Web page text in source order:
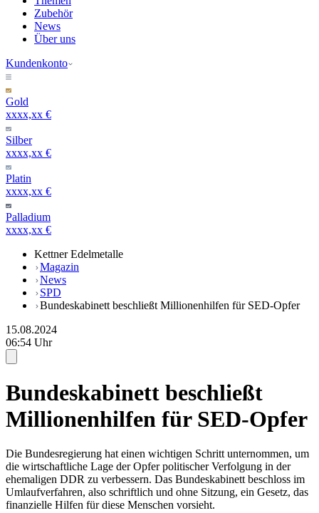
Zubehör
News
Über uns
Kundenkonto
Gold
xxxx,xx €
Silber
xxxx,xx €
Platin
xxxx,xx €
Palladium
xxxx,xx €
Kettner Edelmetalle
Magazin
News
SPD
Bundeskabinett beschließt Millionenhilfen für SED-Opfer
15.08.2024
06:54 Uhr
Bundeskabinett beschließt
Millionenhilfen für SED-Opfer
Die Bundesregierung hat einen wichtigen Schritt unternommen, um
die wirtschaftliche Lage der Opfer politischer Verfolgung in der
ehemaligen DDR zu verbessern. Das Bundeskabinett beschloss im
Umlaufverfahren, also schriftlich und ohne Sitzung, ein Gesetz, das
finanzielle Hilfen für diese Menschen vorsieht.